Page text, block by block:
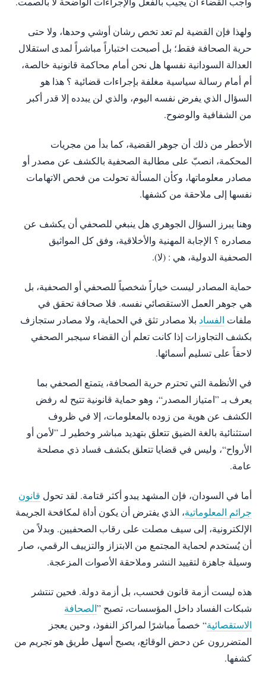
ولهذا فإن القضية لم تعد تخص رشان أوشي وحدها، ولا حتى
حرية الصحافة فقط؛ بل أصبحت اختباراً مباشراً لمدى استقلال
العدالة السودانية نفسها هل نحن أمام محاكمة قانونية خالصة،
أم أمام رسالة سياسية مغلفة بإجراءات قضائية ؟ هذا هو
السؤال الذي يفرض نفسه اليوم، والذي لن يبدده إلا قدر أكبر
من الشفافية والوضوح.
الأخطر من ذلك أن جوهر القضية، كما بدأ من مجريات
المحكمة، انصبّ على مطالبة الصحفية بالكشف عن مصدر أو
مصادر معلوماتها، وكأن المسألة تحولت من فحص الاتهامات
نفسها إلى ملاحقة من كشفها.
وهنا يبرز السؤال الجوهري هل ينبغي للصحفي أن يكشف عن
مصادره ؟ الإجابة المهنية والأخلاقية، وفق كل المواثيق
الصحفية الدولية، هي : (لا).
حماية المصادر ليست خياراً شخصياً للصحفي أو الصحفية، بل
هي جوهر العمل الاستقصائي نفسه. فلا صحافة تحقق في
ملفات الفساد بلا مصادر تثق في الحماية، ولا مصادر ستجازف
بكشف التجاوزات إذا كانت تعلم أن القضاء سيجبر الصحفي
لاحقاً على تسليم أسمائها.
في الأنظمة التي تحترم حرية الصحافة، يتمتع الصحفي بما
يعرف بـ ”امتياز المصدر“، وهو حماية قانونية تتيح له رفض
الكشف عن هوية من زوده بالمعلومات، إلا في ظروف
استثنائية بالغة الضيق تتعلق بتهديد مباشر وخطير لـ ”لأمن أو
الأرواح“، وليس في قضايا تتعلق بكشف فساد ذي مصلحة
عامة.
أما في السودان، فإن المشهد يبدو أكثر قتامة. لقد تحول قانون
جرائم المعلوماتية، الذي يفترض أن يكون أداة لمكافحة الجريمة
الإلكترونية، إلى سيف مصلت على رقاب الصحفيين. وبدلاً من
أن يُستخدم لحماية المجتمع من الابتزاز والتزييف الرقمي، صار
وسيلة جاهزة لتقييد النشر وملاحقة الأصوات المزعجة.
هذه ليست أزمة قانون فحسب، بل أزمة دولة. فحين تنتشر
شبكات الفساد داخل المؤسسات، تصبح ”الصحافة
الاستقصائية“ خصماً مباشرًا لمراكز النفوذ، وحين يعجز
المتضررون عن دحض الوقائع، يصبح أسهل طريق هو تجريم من
كشفها.